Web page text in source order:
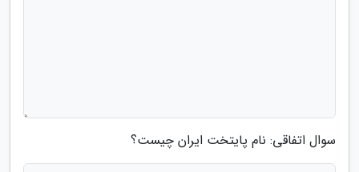
سوال اتفاقی: نام پایتخت ایران چیست؟